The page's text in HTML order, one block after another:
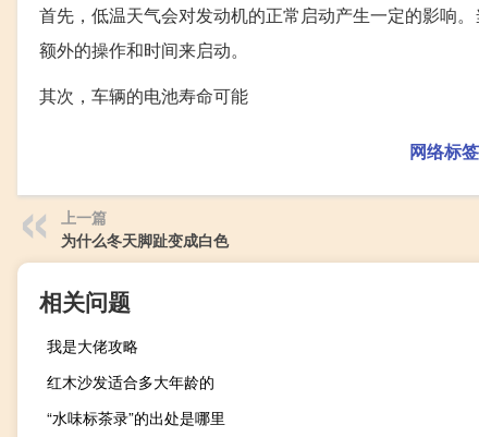
首先，低温天气会对发动机的正常启动产生一定的影响
额外的操作和时间来启动。
其次，车辆的电池寿命可能
网络标签
上一篇
为什么冬天脚趾变成白色
相关问题
我是大佬攻略
红木沙发适合多大年龄的
“水味标茶录”的出处是哪里